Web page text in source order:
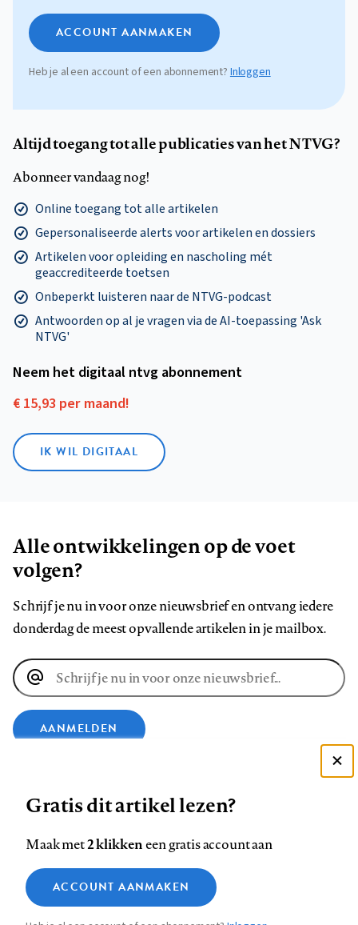
ACCOUNT AANMAKEN
Heb je al een account of een abonnement?Inloggen
Altijd toegang tot alle publicaties van het NTVG?
Abonneer vandaag nog!
Online toegang tot alle artikelen
Gepersonaliseerde alerts voor artikelen en dossiers
Artikelen voor opleiding en nascholing mét
geaccrediteerde toetsen
Onbeperkt luisteren naar de NTVG-podcast
Antwoorden op al je vragen via de AI-toepassing 'Ask
NTVG'
Neem het digitaal ntvg abonnement
€ 15,93 per maand!
IK WIL DIGITAAL
Alle ontwikkelingen op de voet
volgen?
Schrijf je nu in voor onze nieuwsbrief en ontvang iedere
donderdag de meest opvallende artikelen in je mailbox.
E-
mailadres
AANMELDEN
op
Facebook
op
LinkedIn
op
Bluesky
ons
op
InstagramYouTube
Footer
Contact Colofon Disclaimer Privacy
Medische vragen verdienen
betrouwbare antwoorden
Zie onze cookie policy
Analytische cookies
Gratis dit artikel lezen?
Maak met2 klikkeneen gratis account aan
ACCOUNT AANMAKEN